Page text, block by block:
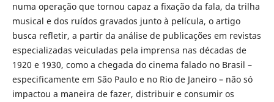
numa operação que tornou capaz a fixação da fala, da trilha
musical e dos ruídos gravados junto à película, o artigo
busca refletir, a partir da análise de publicações em revistas
especializadas veiculadas pela imprensa nas décadas de
1920 e 1930, como a chegada do cinema falado no Brasil –
especificamente em São Paulo e no Rio de Janeiro – não só
impactou a maneira de fazer, distribuir e consumir os